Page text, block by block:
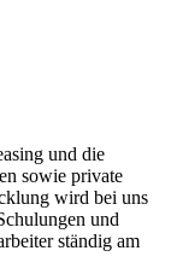
und die
sowie private
wird bei uns
und
ständig am